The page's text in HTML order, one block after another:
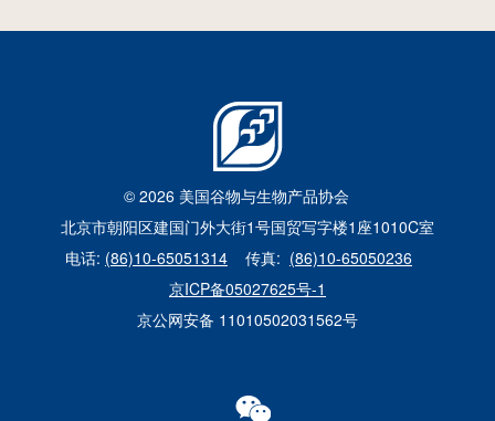
© 2026 美国谷物与生物产品协会
北京市朝阳区建国门外大街1号国贸写字楼1座1010C室
电话: (86)10-65051314 传真: (86)10-65050236
京ICP备05027625号-1
京公网安备 11010502031562号